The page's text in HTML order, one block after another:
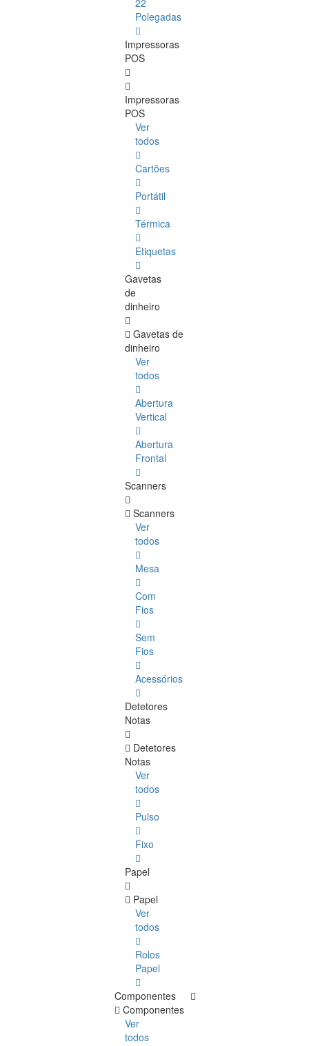
22
Polegadas
Impressoras
POS
Impressoras
POS
Ver
todos
Cartões
Portátil
Térmica
Etiquetas
Gavetas
de
dinheiro
Gavetas de
dinheiro
Ver
todos
Abertura
Vertical
Abertura
Frontal
Scanners
Scanners
Ver
todos
Mesa
Com
Fios
Sem
Fios
Acessórios
Detetores
Notas
Detetores
Notas
Ver
todos
Pulso
Fixo
Papel
Papel
Ver
todos
Rolos
Papel
Componentes
Componentes
Ver
todos